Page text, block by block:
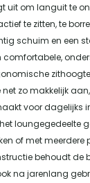
uit om languit te
te zitten, te
schuim en een
comfortabele,
zo makkelijk
voor dagelijks
loungegedeelte
of met meerdere
behoudt de
na jarenlang